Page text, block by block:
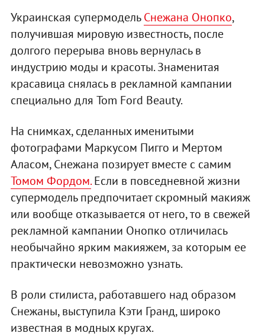
Украинская супермодельСнежана Онопко,
получившая мировую известность, после
долгого перерыва вновь вернулась в
индустрию моды и красоты. Знаменитая
красавица снялась в рекламной кампании
специально для Tom Ford Beauty.
На снимках, сделанных именитыми
фотографами Маркусом Пигго и Мертом
Аласом, Снежана позирует вместе с самим
Томом Фордом.Если в повседневной жизни
супермодель предпочитает скромный макияж
или вообще отказывается от него, то в свежей
рекламной кампании Онопко отличилась
необычайно ярким макияжем, за которым ее
практически невозможно узнать.
В роли стилиста, работавшего над образом
Снежаны, выступила Кэти Гранд, широко
известная в модных кругах.